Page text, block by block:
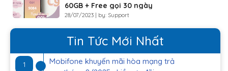
60GB + Free gọi 30 ngày
28/07/2023 | by: Support
Tin Tức Mới Nhất
1
Mobifone khuyến mãi hòa mạng trả